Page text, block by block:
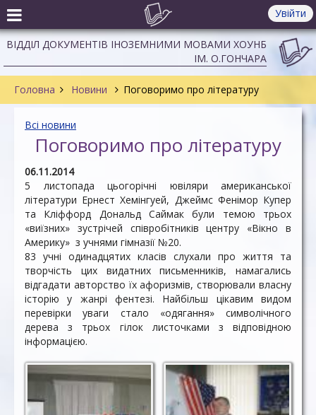
Увійти
ВІДДІЛ ДОКУМЕНТІВ ІНОЗЕМНИМИ МОВАМИ ХОУНБ
ІМ. О.ГОНЧАРА
Головна Новини Поговоримо про літературу
Всі новини
Поговоримо про літературу
06.11.2014
5 листопада цьогорічні ювіляри американської
літератури Ернест Хемінгуей, Джеймс Фенімор Купер
та Кліффорд Дональд Саймак були темою трьох
«виїзних» зустрічей співробітників центру «Вікно в
Америку» з учнями гімназії №20.
83 учні одинадцятих класів слухали про життя та
творчість цих видатних письменників, намагались
відгадати авторство їх афоризмів, створювали власну
історію у жанрі фентезі. Найбільш цікавим видом
перевірки уваги стало «одягання» символічного
дерева з трьох гілок листочками з відповідною
інформацією.